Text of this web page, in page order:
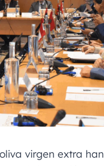
virgen extra han